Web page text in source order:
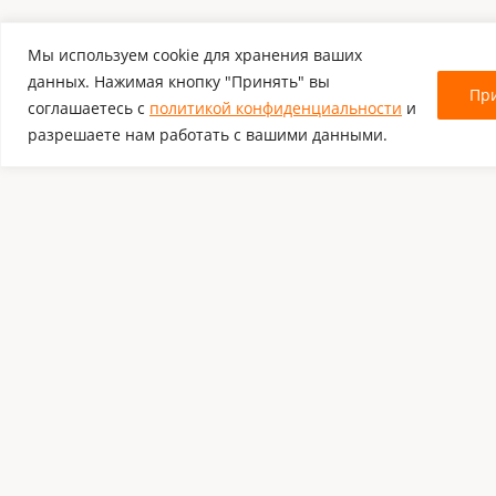
Мы используем cookie для хранения ваших
данных. Нажимая кнопку "Принять" вы
соглашаетесь с политикой конфиденциальности и
разрешаете нам работать с вашими данными.